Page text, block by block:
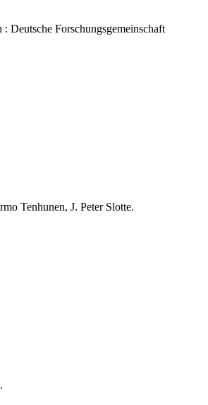
Deutsche Forschungsgemeinschaft
Tenhunen, J. Peter Slotte.